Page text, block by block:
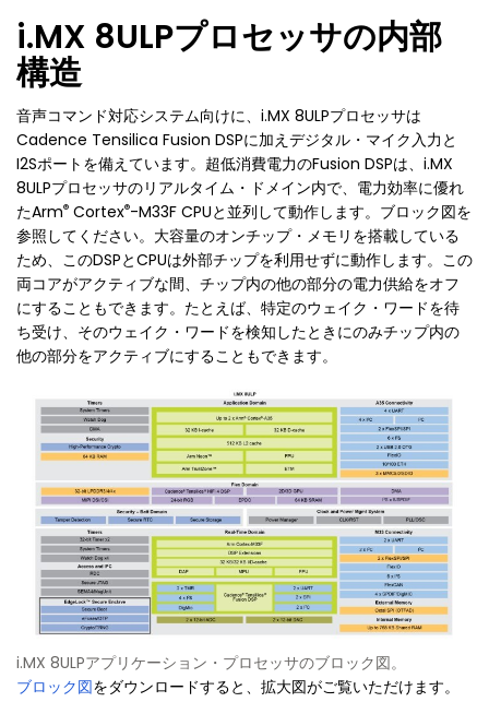
i.MX 8ULPプロセッサの内部
構造
音声コマンド対応システム向けに、i.MX 8ULPプロセッサは
Cadence Tensilica Fusion DSPに加えデジタル・マイク入力と
I2Sポートを備えています。超低消費電力のFusion DSPは、i.MX
8ULPプロセッサのリアルタイム・ドメイン内で、電力効率に優れ
たArm® Cortex®-M33F CPUと並列して動作します。ブロック図を
参照してください。大容量のオンチップ・メモリを搭載している
ため、このDSPとCPUは外部チップを利用せずに動作します。この
両コアがアクティブな間、チップ内の他の部分の電力供給をオフ
にすることもできます。たとえば、特定のウェイク・ワードを待
ち受け、そのウェイク・ワードを検知したときにのみチップ内の
他の部分をアクティブにすることもできます。
i.MX 8ULPアプリケーション・プロセッサのブロック図。
ブロック図をダウンロードすると、拡大図がご覧いただけます。